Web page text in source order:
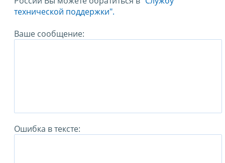
технической поддержки".
Ваше сообщение:
Ошибка в тексте: